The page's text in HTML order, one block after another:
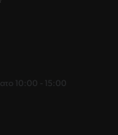
10:00 - 15:00